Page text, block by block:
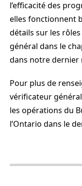
l’efficacité des
elles fonctionnent
détails sur les
général dans le
dans notre dernier
Pour plus de
vérificateur
les opérations du
l’Ontario dans le